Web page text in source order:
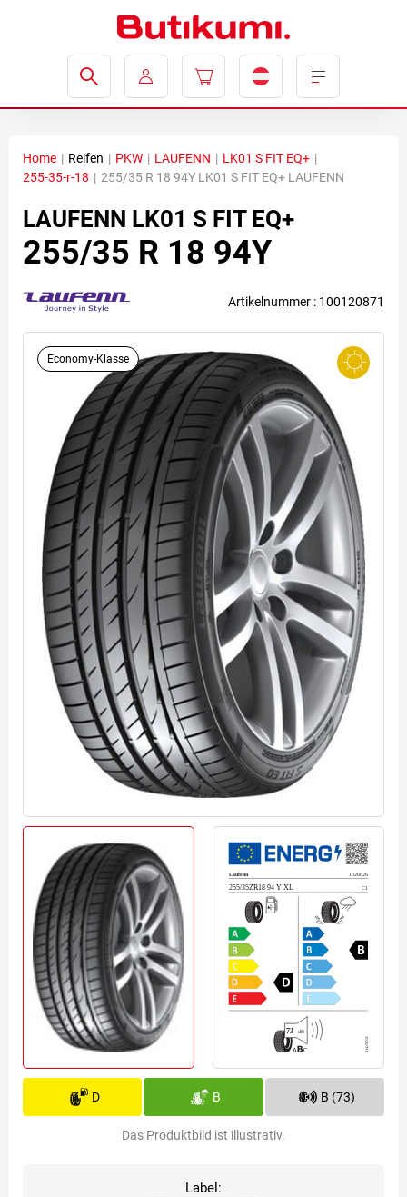
Economy-Klasse
D B B (73)
Das Produktbild ist illustrativ.
Home | Reifen | PKW | LAUFENN | LK01 S FIT EQ+ |
255-35-r-18 | 255/35 R 18 94Y LK01 S FIT EQ+ LAUFENN
LAUFENN LK01 S FIT EQ+
255/35 R 18 94Y
Artikelnummer : 100120871
Label: